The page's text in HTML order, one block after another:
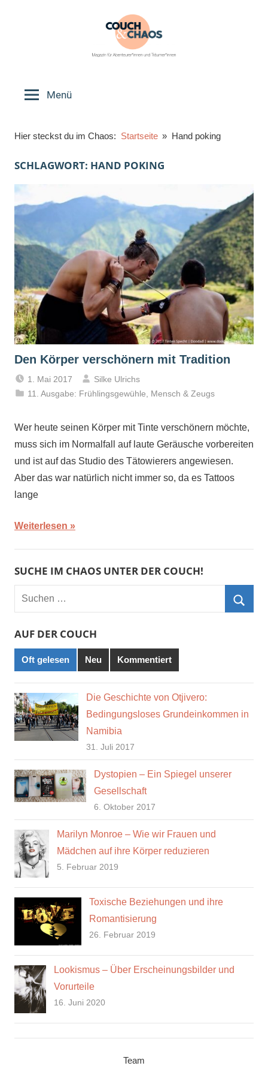
Chaos
Menü
Hier steckst du im Chaos: Startseite Hand poking
SCHLAGWORT: HAND POKING
Den Körper verschönern mit Tradition
1. Mai 2017
Silke Ulrichs
11. Ausgabe: Frühlingsgewühle
Mensch & Zeugs
Wer heute seinen Körper mit Tinte verschönern möchte,
muss sich im Normalfall auf laute Geräusche vorbereiten
und ist auf das Studio des Tätowierers angewiesen.
Aber das war natürlich nicht immer so, da es Tattoos
lange
Weiterlesen
SUCHE IM CHAOS UNTER DER COUCH!
Suchen
AUF DER COUCH
Oft gelesen Neu Kommentiert
Die Geschichte von Otjivero:
Bedingungsloses Grundeinkommen in
Namibia
31. Juli 2017
Dystopien – Ein Spiegel unserer
Gesellschaft
6. Oktober 2017
Marilyn Monroe – Wie wir Frauen und
Mädchen auf ihre Körper reduzieren
5. Februar 2019
Toxische Beziehungen und ihre
Romantisierung
26. Februar 2019
Lookismus – Über Erscheinungsbilder und
Vorurteile
16. Juni 2020
Team